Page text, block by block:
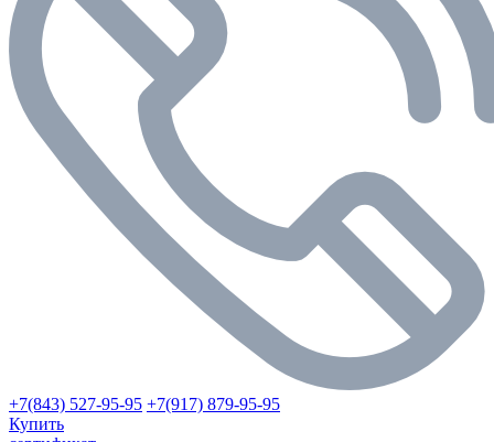
+7(843) 527-95-95 +7(917) 879-95-95
Купить